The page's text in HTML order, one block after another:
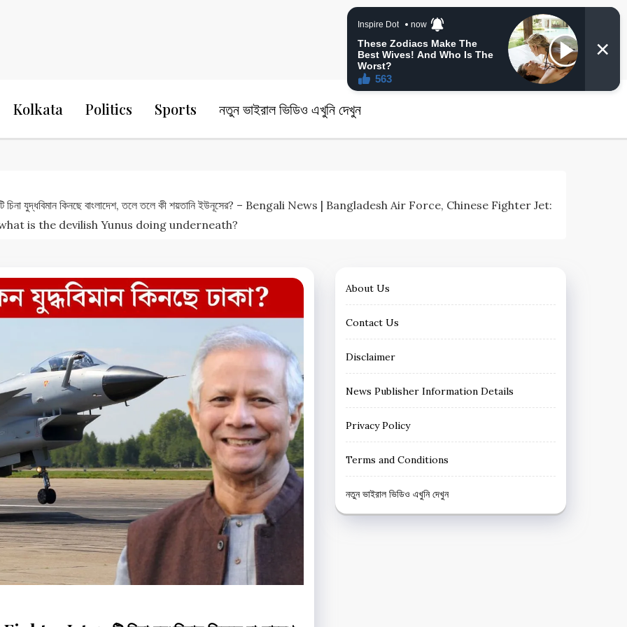
24 Ghanta Bangla News
Kolkata Politics Sports নতুন ভাইরাল ভিডিও এখুনি দেখুন
যুদ্ধবিমান কিনছে বাংলাদেশ, তলে তলে কী শয়তানি ইউনূসের? – Bengali News | Bangladesh Air Force, Chinese Fighter Jet:
is the devilish Yunus doing underneath?
About Us
Contact Us
Disclaimer
News Publisher Information Details
Privacy Policy
Terms and Conditions
নতুন ভাইরাল ভিডিও এখুনি দেখুন